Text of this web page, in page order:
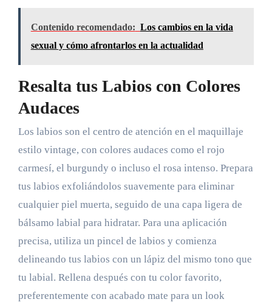
Contenido recomendado: Los cambios en la vida
sexual y cómo afrontarlos en la actualidad
Resalta tus Labios con Colores
Audaces
Los labios son el centro de atención en el maquillaje
estilo vintage, con colores audaces como el rojo
carmesí, el burgundy o incluso el rosa intenso. Prepara
tus labios exfoliándolos suavemente para eliminar
cualquier piel muerta, seguido de una capa ligera de
bálsamo labial para hidratar. Para una aplicación
precisa, utiliza un pincel de labios y comienza
delineando tus labios con un lápiz del mismo tono que
tu labial. Rellena después con tu color favorito,
preferentemente con acabado mate para un look